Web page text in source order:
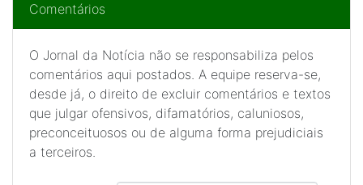
Comentários
O Jornal da Notícia não se responsabiliza pelos
comentários aqui postados. A equipe reserva-se,
desde já, o direito de excluir comentários e textos
que julgar ofensivos, difamatórios, caluniosos,
preconceituosos ou de alguma forma prejudiciais
a terceiros.